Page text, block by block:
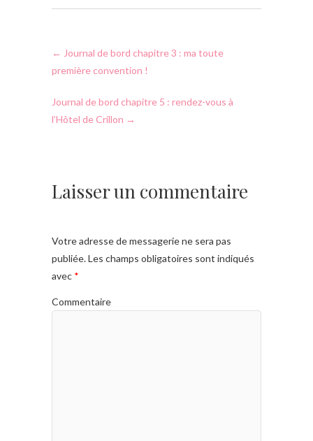
← Journal de bord chapitre 3 : ma toute
première convention !
Journal de bord chapitre 5 : rendez-vous à
l’Hôtel de Crillon →
Laisser un commentaire
Votre adresse de messagerie ne sera pas
publiée.Les champs obligatoires sont indiqués
avec *
Commentaire